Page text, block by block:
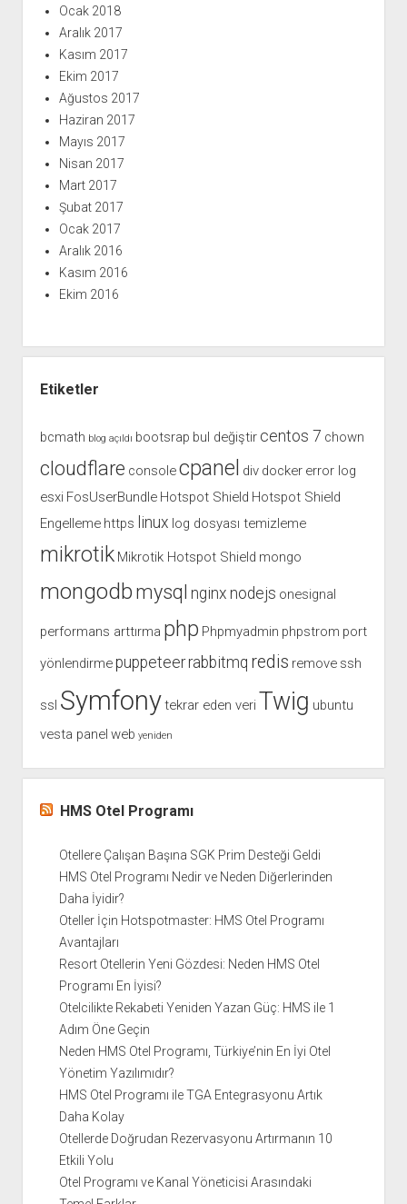
Ocak 2018
Aralık 2017
Kasım 2017
Ekim 2017
Ağustos 2017
Haziran 2017
Mayıs 2017
Nisan 2017
Mart 2017
Şubat 2017
Ocak 2017
Aralık 2016
Kasım 2016
Ekim 2016
Etiketler
bcmath blog açıldı bootsrap bul değiştir centos 7 chown
cloudflare consolecpanel div docker error log
esxi FosUserBundle Hotspot Shield Hotspot Shield
Engelleme https linux log dosyası temizleme
mikrotik Mikrotik Hotspot Shield mongo
mongodb mysql nginx nodejs onesignal
performans arttırma php Phpmyadmin phpstrom port
yönlendirmepuppeteer rabbitmq redis remove ssh
ssl Symfonytekrar eden veri Twig ubuntu
vesta panel web yeniden
HMS Otel Programı
Otellere Çalışan Başına SGK Prim Desteği Geldi
HMS Otel Programı Nedir ve Neden Diğerlerinden
Daha İyidir?
Oteller İçin Hotspotmaster: HMS Otel Programı
Avantajları
Resort Otellerin Yeni Gözdesi: Neden HMS Otel
Programı En İyisi?
Otelcilikte Rekabeti Yeniden Yazan Güç: HMS ile 1
Adım Öne Geçin
Neden HMS Otel Programı, Türkiye’nin En İyi Otel
Yönetim Yazılımıdır?
HMS Otel Programı ile TGA Entegrasyonu Artık
Daha Kolay
Otellerde Doğrudan Rezervasyonu Artırmanın 10
Etkili Yolu
Otel Programı ve Kanal Yöneticisi Arasındaki